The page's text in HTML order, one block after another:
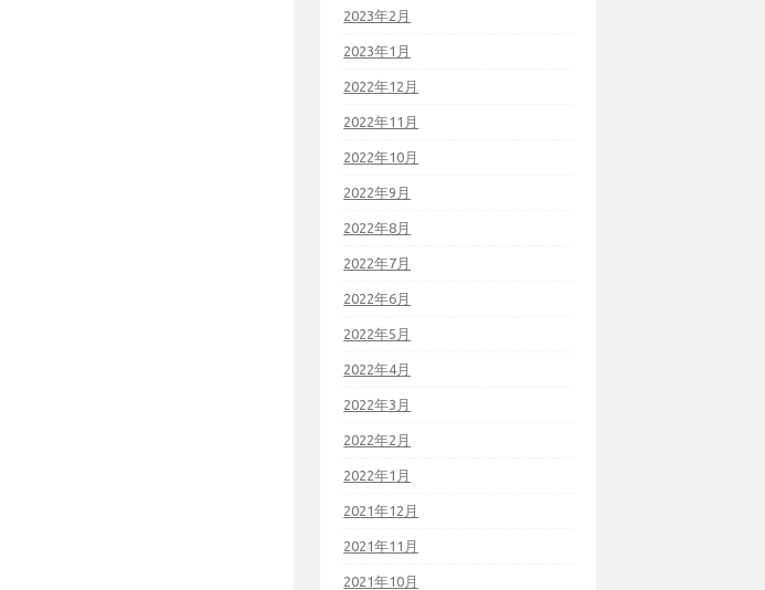
2023年2月
2023年1月
2022年12月
2022年11月
2022年10月
2022年9月
2022年8月
2022年7月
2022年6月
2022年5月
2022年4月
2022年3月
2022年2月
2022年1月
2021年12月
2021年11月
2021年10月